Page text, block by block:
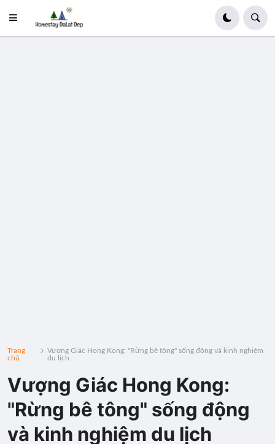
Trang
chủ
Vượng Giác Hong Kong: "Rừng bê tông" sống động và kinh nghiệm
du lịch
Vượng Giác Hong Kong:
"Rừng bê tông" sống động
và kinh nghiệm du lịch